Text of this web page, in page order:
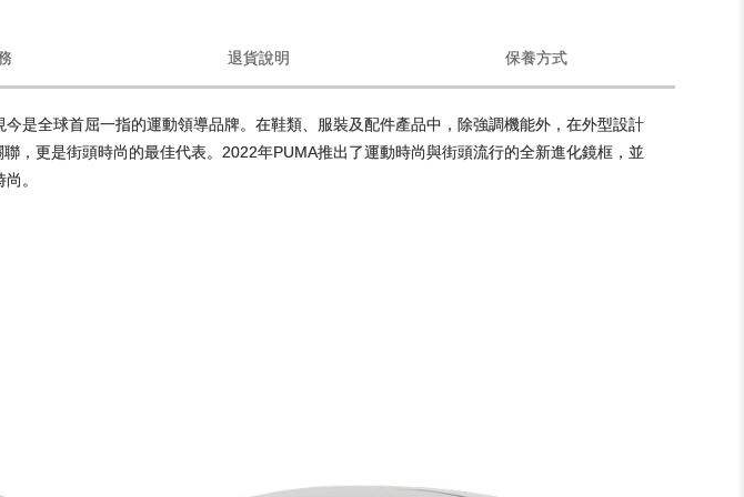
退貨說明 保養方式
是全球首屈一指的運動領導品牌。在鞋類、服裝及配件產品中，除強調機能外，在外型設計
，更是街頭時尚的最佳代表。2022年PUMA推出了運動時尚與街頭流行的全新進化鏡框，並
。